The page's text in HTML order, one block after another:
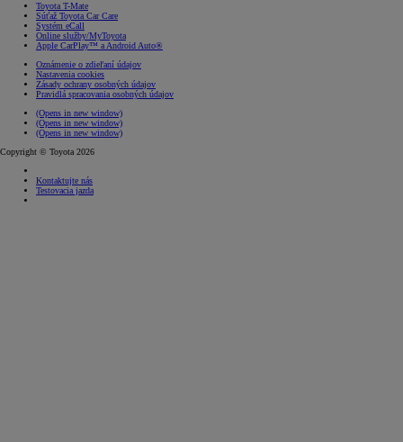
Toyota T-Mate
Súťaž Toyota Car Care
Systém eCall
Online služby/MyToyota
Apple CarPlay™ a Android Auto®
Oznámenie o zdieľaní údajov
Nastavenia cookies
Zásady ochrany osobných údajov
Pravidlá spracovania osobných údajov
(Opens in new window)
(Opens in new window)
(Opens in new window)
Copyright © Toyota 2026
Kontaktujte nás
Testovacia jazda